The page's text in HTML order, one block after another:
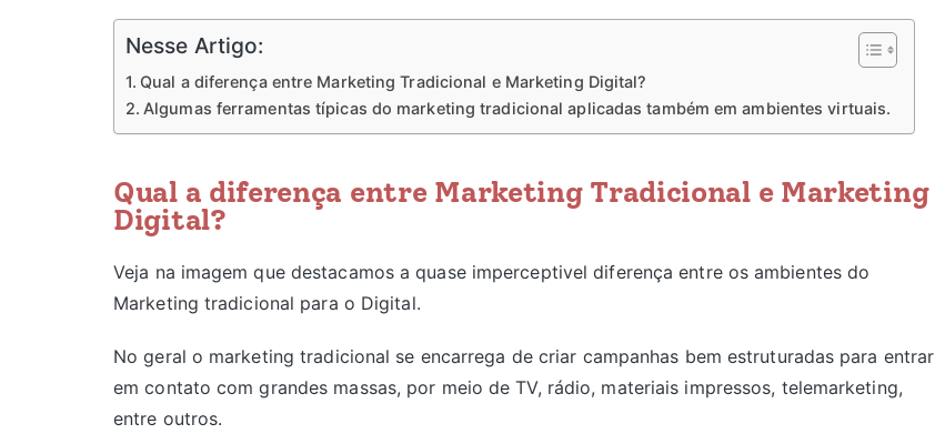
Nesse Artigo:
Qual a diferença entre Marketing Tradicional e Marketing Digital?
Algumas ferramentas típicas do marketing tradicional aplicadas também em ambientes virtuais.
Qual a diferença entre Marketing Tradicional e Marketing
Digital?
Veja na imagem que destacamos a quase imperceptivel diferença entre os ambientes do
Marketing tradicional para o Digital.
No geral o marketing tradicional se encarrega de criar campanhas bem estruturadas para entrar
em contato com grandes massas, por meio de TV, rádio, materiais impressos, telemarketing,
entre outros.